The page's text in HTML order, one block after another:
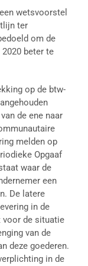
wetsvoorstel
ter
om de
beter te
op de btw-
de ene naar
melden op
Opgaaf
waar de
een
De latere
in de
voor de situatie
van de
deze goederen.
in de